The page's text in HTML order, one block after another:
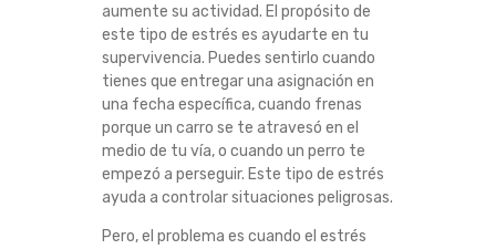
aumente su actividad. El propósito de
este tipo de estrés es ayudarte en tu
supervivencia. Puedes sentirlo cuando
tienes que entregar una asignación en
una fecha específica, cuando frenas
porque un carro se te atravesó en el
medio de tu vía, o cuando un perro te
empezó a perseguir. Este tipo de estrés
ayuda a controlar situaciones peligrosas.
Pero, el problema es cuando el estrés